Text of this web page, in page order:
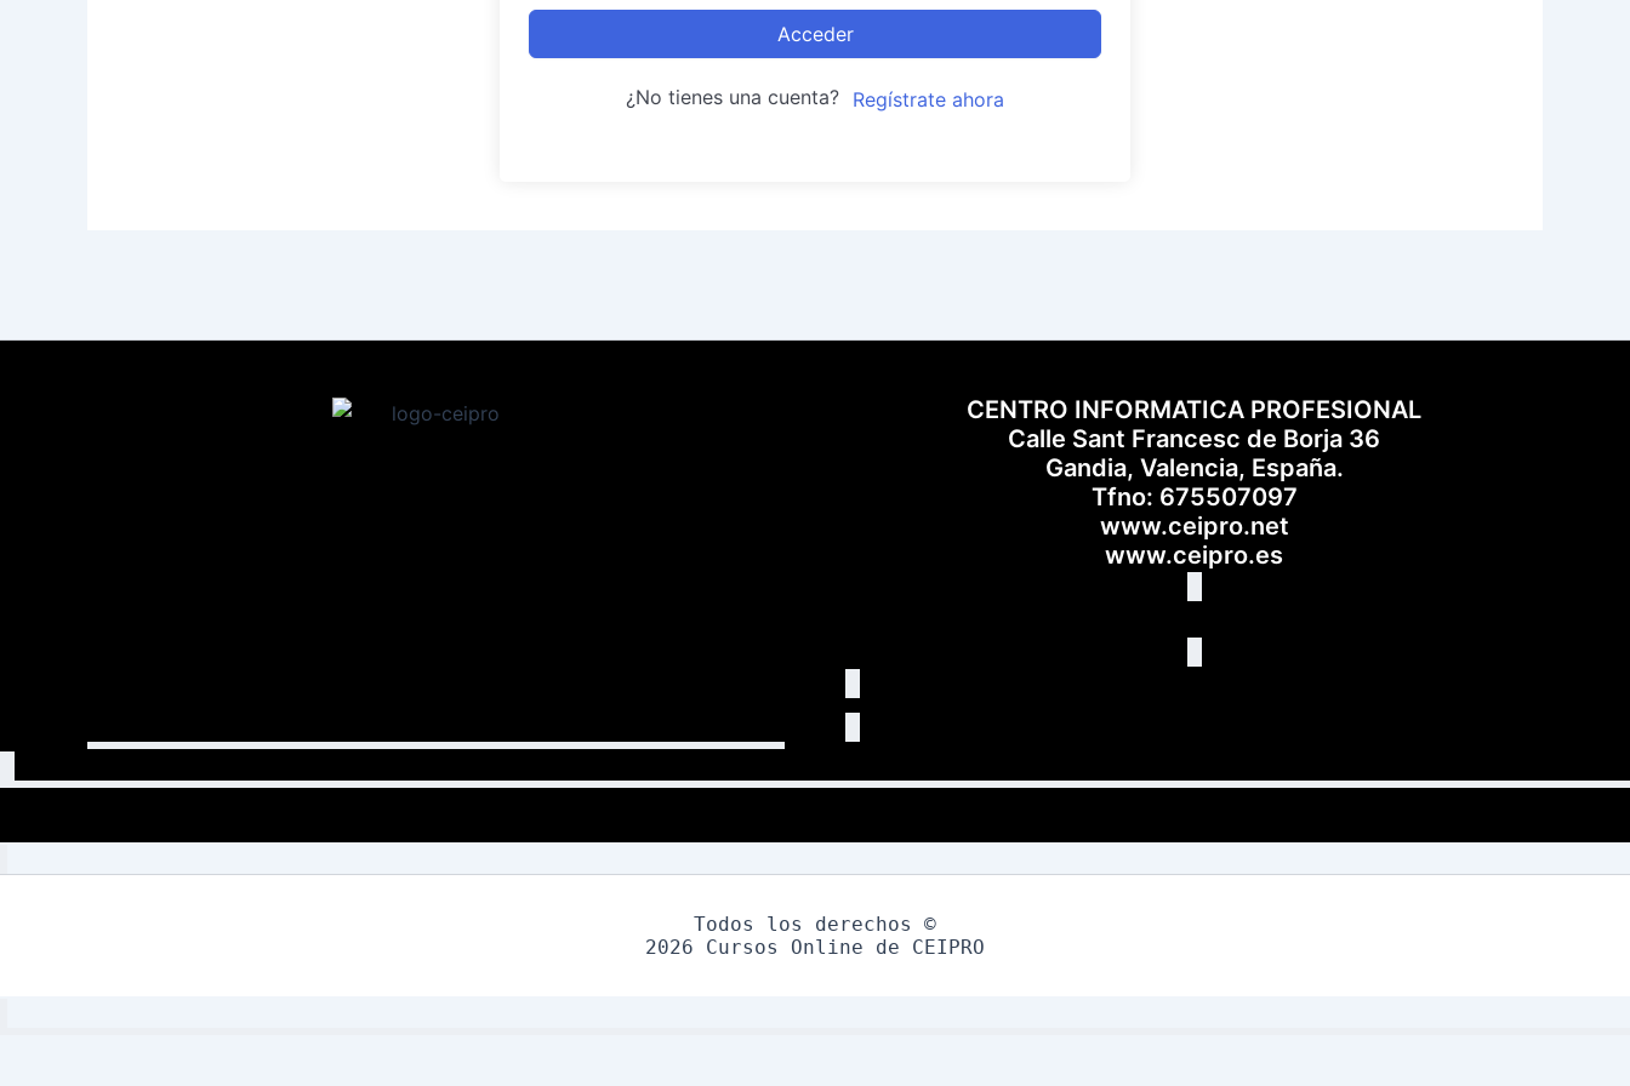
Acceder
¿No tienes una cuenta? Regístrate ahora
CENTRO INFORMATICA PROFESIONAL
Calle Sant Francesc de Borja 36
Gandia, Valencia, España.
Tfno: 675507097
www.ceipro.net
www.ceipro.es
Todos los derechos ©
2026 Cursos Online de CEIPRO